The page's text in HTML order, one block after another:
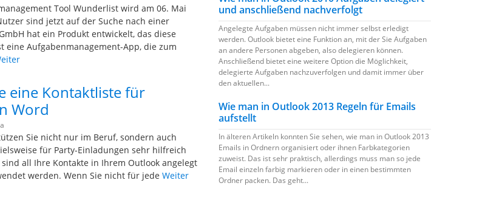
Tool Wunderlist wird am 06. Mai
sind jetzt auf der Suche nach einer
hat ein Produkt entwickelt, das diese
eine Aufgabenmanagement-App, die zum
eine Kontaktliste für
Word
Sie nicht nur im Beruf, sondern auch
für Party-Einladungen sehr hilfreich
all Ihre Kontakte in Ihrem Outlook angelegt
werden. Wenn Sie nicht für jedeWeiter
und anschließend nachverfolgt
Angelegte Aufgaben müssen nicht immer selbst erledigt
werden. Outlook bietet eine Funktion an, mit der Sie Aufgaben
an andere Personen abgeben, also delegieren können.
Anschließend bietet eine weitere Option die Möglichkeit,
delegierte Aufgaben nachzuverfolgen und damit immer über
den aktuellen...
Wie man in Outlook 2013 Regeln für Emails
aufstellt
In älteren Artikeln konnten Sie sehen, wie man in Outlook 2013
Emails in Ordnern organisiert oder ihnen Farbkategorien
zuweist. Das ist sehr praktisch, allerdings muss man so jede
Email einzeln farbig markieren oder in einen bestimmten
Ordner packen. Das geht...